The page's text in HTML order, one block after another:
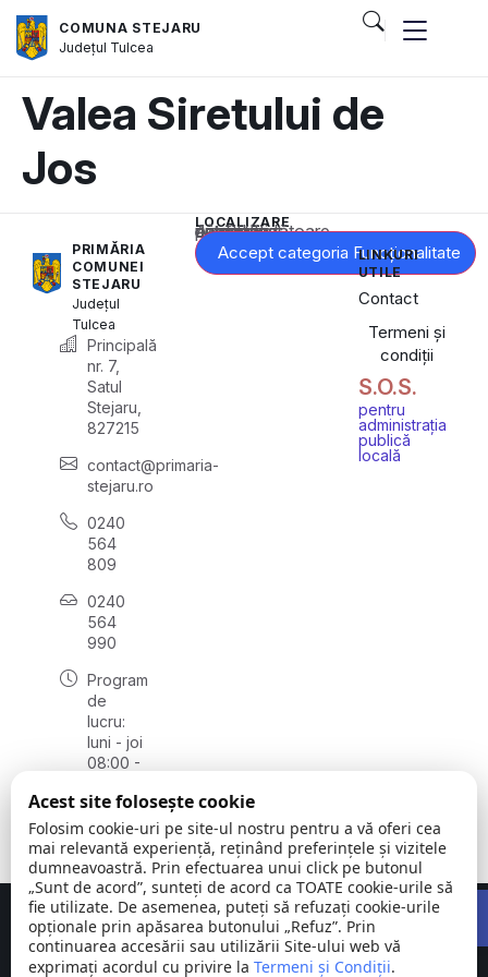
COMUNA STEJARU
Județul Tulcea
Valea Siretului de
Jos
PRIMĂRIA
COMUNEI
STEJARU
Județul
Tulcea
Principală
nr. 7,
Satul
Stejaru,
827215
contact@primaria-
stejaru.ro
0240
564
809
0240
564
990
Program
de
lucru:
luni - joi
08:00 -
vineri
08:00 -
14:00
LOCALIZARE
Acest conținut este blocat până când acceptați categoria corespunzătoare de cookie-uri.
Accept categoria Funcționalitate
LINKURI
UTILE
Contact
Termeni și
condiții
S.O.S.
pentru
administrația
publică
locală
Comuna © Toate
Concept realizat deBig Media Relații Publice SRL
Acest site folosește cookie
Folosim cookie-uri pe site-ul nostru pentru a vă oferi cea
mai relevantă experiență, reținând preferințele și vizitele
dumneavoastră. Prin efectuarea unui click pe butonul
„Sunt de acord”, sunteți de acord ca TOATE cookie-urile să
fie utilizate. De asemenea, puteți să refuzați cookie-urile
opționale prin apăsarea butonului „Refuz”. Prin
continuarea accesării sau utilizării Site-ului web vă
exprimați acordul cu privire la Termeni și Condiții.